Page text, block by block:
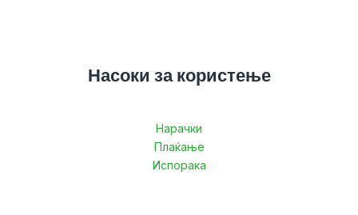
Насоки за користење
Нарачки
Плаќање
Испорака